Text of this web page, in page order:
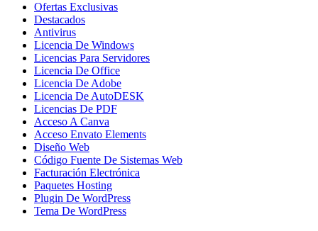
Ofertas Exclusivas
Destacados
Antivirus
Licencia De Windows
Licencias Para Servidores
Licencia De Office
Licencia De Adobe
Licencia De AutoDESK
Licencias De PDF
Acceso A Canva
Acceso Envato Elements
Diseño Web
Código Fuente De Sistemas Web
Facturación Electrónica
Paquetes Hosting
Plugin De WordPress
Tema De WordPress